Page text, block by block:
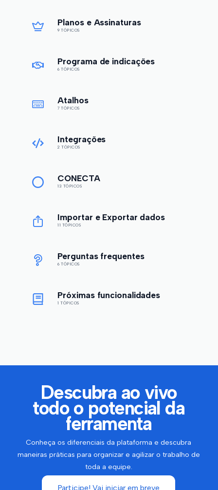
Planos e Assinaturas
9 TÓPICOS
Programa de indicações
6 TÓPICOS
Atalhos
7 TÓPICOS
Integrações
2 TÓPICOS
CONECTA
13 TÓPICOS
Importar e Exportar dados
11 TÓPICOS
Perguntas frequentes
6 TÓPICOS
Próximas funcionalidades
1 TÓPICOS
Descubra ao vivo
todo o potencial da
ferramenta
Conheça os diferenciais da plataforma e descubra
maneiras práticas para organizar e agilizar o trabalho de
toda a equipe.
Participe! Vai iniciar em breve